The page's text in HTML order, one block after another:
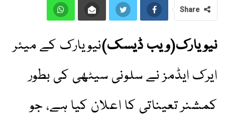
Share
نیویارک(ویب ڈیسک)نیویارک کے میئر
ایرک ایڈمز نے سلونی سیٹھی کی بطور
کمشنر تعیناتی کا اعلان کیا ہے، جو